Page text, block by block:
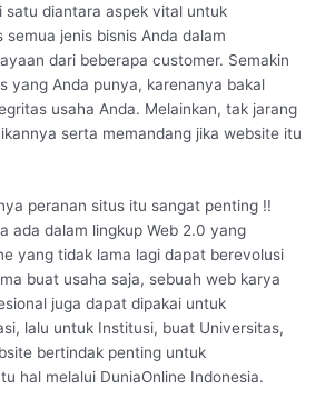
satu diantara aspek vital untuk
jenis bisnis Anda dalam
dari beberapa customer. Semakin
yang Anda punya, karenanya bakal
usaha Anda. Melainkan, tak jarang
serta memandang jika website itu
peranan situs itu sangat penting !!
ada dalam lingkup Web 2.0 yang
yang tidak lama lagi dapat berevolusi
buat usaha saja, sebuah web karya
juga dapat dipakai untuk
lalu untuk Institusi, buat Universitas,
bertindak penting untuk
hal melalui DuniaOnline Indonesia.